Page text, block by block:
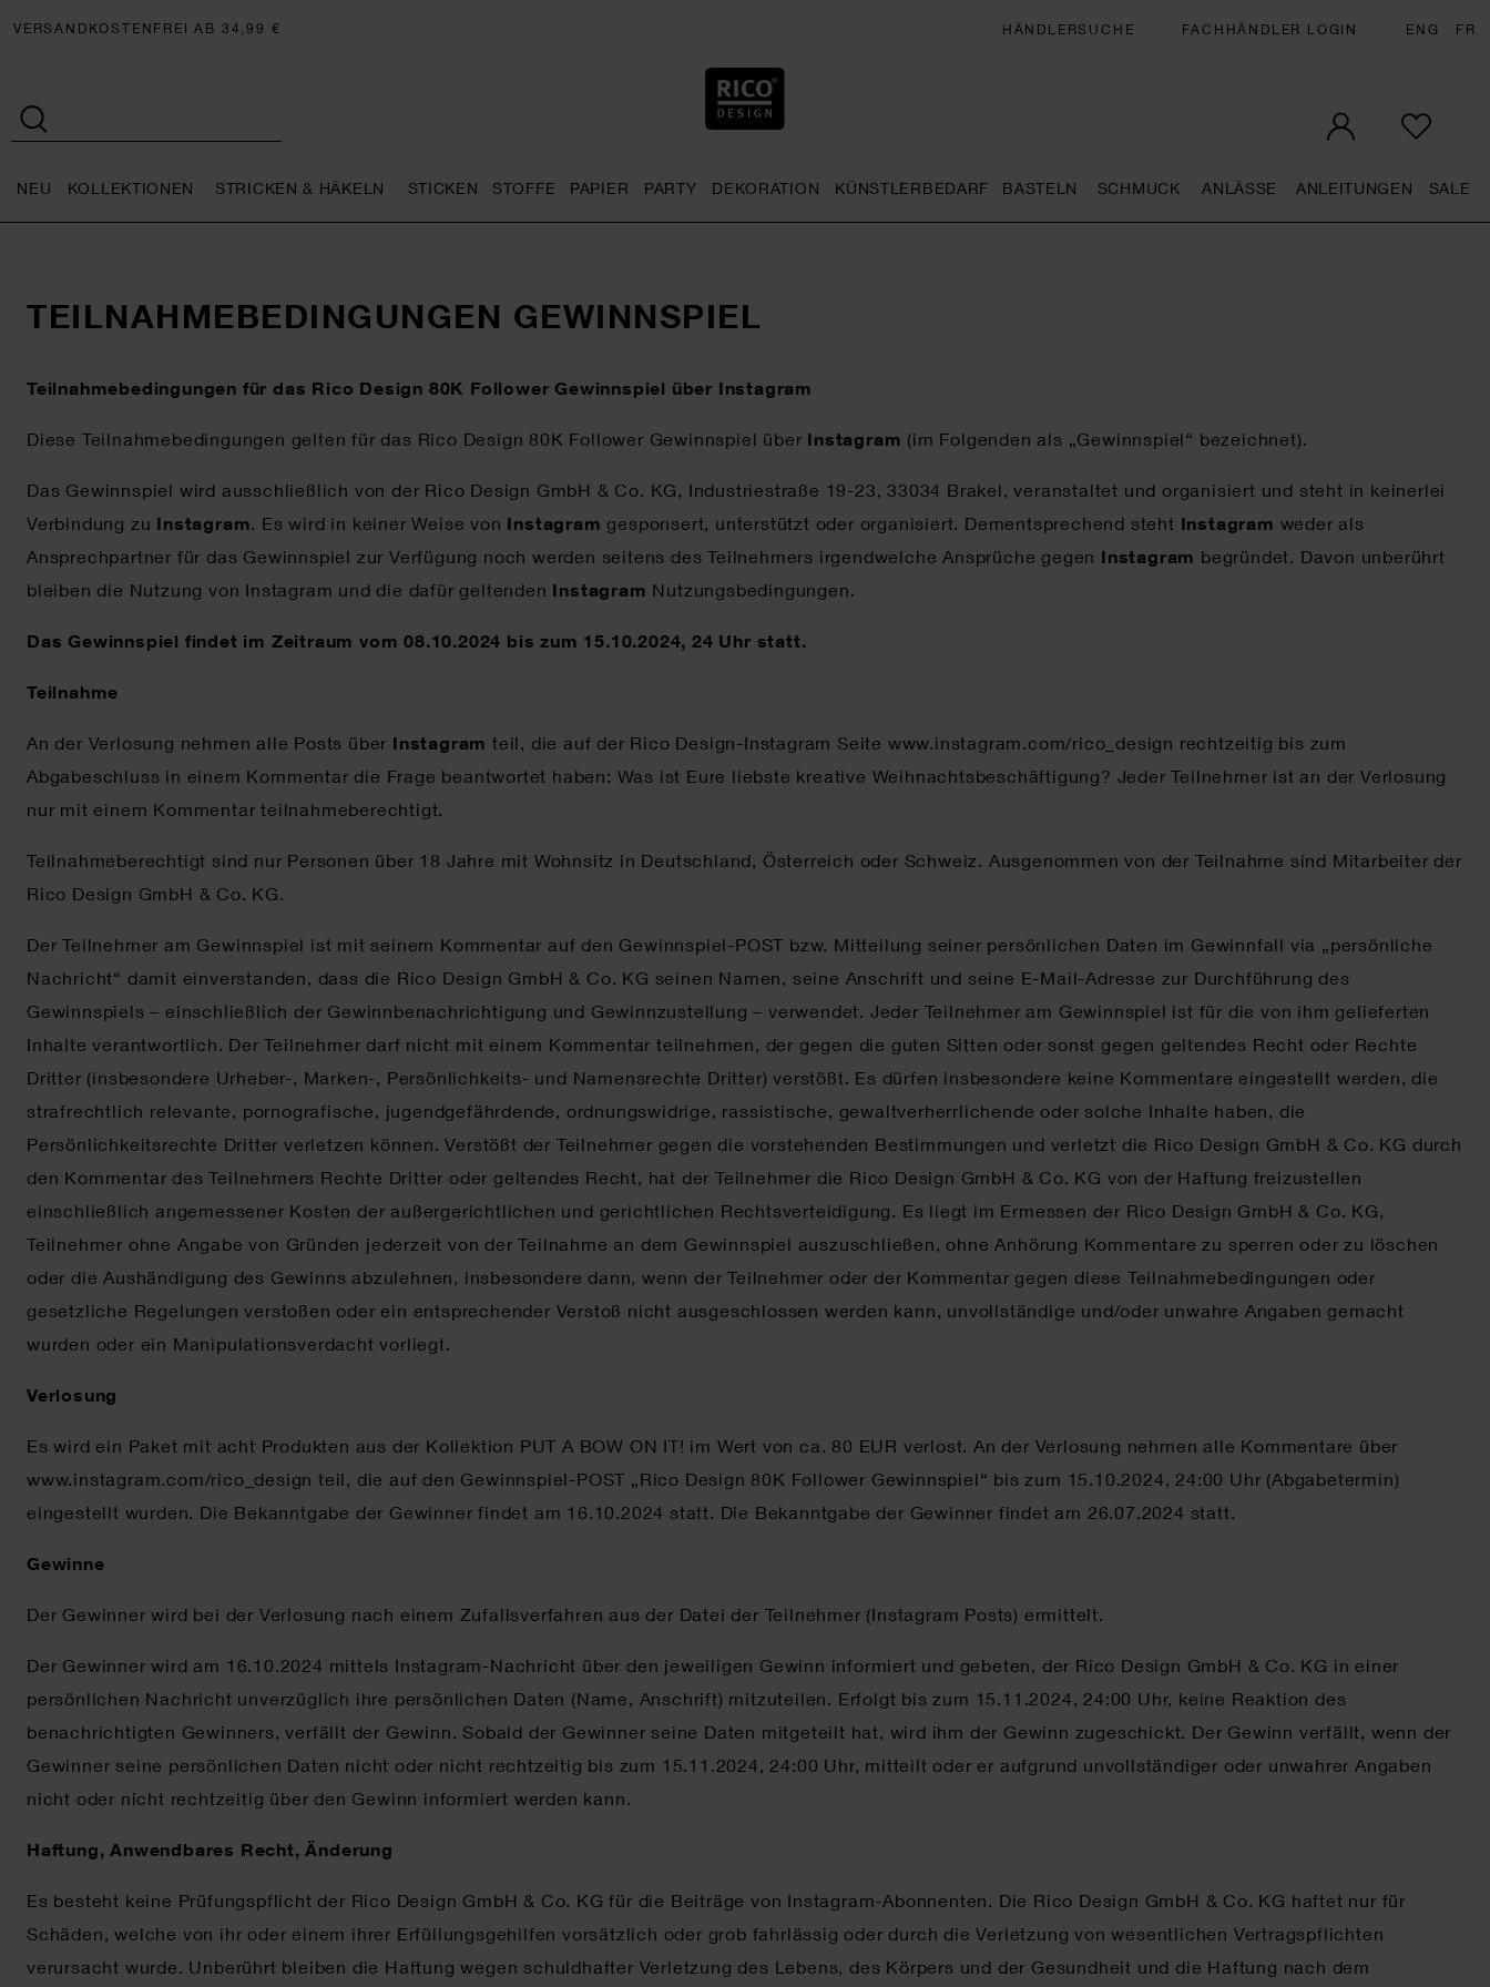
VERSANDKOSTENFREI AB 34,99 € HÄNDLERSUCHE FACHHÄNDLER LOGIN ENG FR
NEU KOLLEKTIONEN STRICKEN & HÄKELN STICKEN STOFFE PAPIER PARTY DEKORATION KÜNSTLERBEDARF BASTELN SCHMUCK ANLÄSSE ANLEITUNGEN SALE
TEILNAHMEBEDINGUNGEN GEWINNSPIEL
Teilnahmebedingungen für das Rico Design 80K Follower Gewinnspiel über Instagram
Diese Teilnahmebedingungen gelten für das Rico Design 80K Follower Gewinnspiel über Instagram (im Folgenden als „Gewinnspiel“ bezeichnet).
Das Gewinnspiel wird ausschließlich von der Rico Design GmbH & Co. KG, Industriestraße 19-23, 33034 Brakel, veranstaltet und organisiert und steht in keinerlei
Verbindung zu Instagram. Es wird in keiner Weise von Instagram gesponsert, unterstützt oder organisiert. Dementsprechend steht Instagram weder als
Ansprechpartner für das Gewinnspiel zur Verfügung noch werden seitens des Teilnehmers irgendwelche Ansprüche gegen Instagram begründet. Davon unberührt
bleiben die Nutzung von Instagram und die dafür geltenden Instagram Nutzungsbedingungen.
Das Gewinnspiel findet im Zeitraum vom 08.10.2024 bis zum 15.10.2024, 24 Uhr statt.
Teilnahme
An der Verlosung nehmen alle Posts über Instagram teil, die auf der Rico Design-Instagram Seite www.instagram.com/rico_design rechtzeitig bis zum
Abgabeschluss in einem Kommentar die Frage beantwortet haben: Was ist Eure liebste kreative Weihnachtsbeschäftigung? Jeder Teilnehmer ist an der Verlosung
nur mit einem Kommentar teilnahmeberechtigt.
Teilnahmeberechtigt sind nur Personen über 18 Jahre mit Wohnsitz in Deutschland, Österreich oder Schweiz. Ausgenommen von der Teilnahme sind Mitarbeiter der
Rico Design GmbH & Co. KG.
Der Teilnehmer am Gewinnspiel ist mit seinem Kommentar auf den Gewinnspiel-POST bzw. Mitteilung seiner persönlichen Daten im Gewinnfall via „persönliche
Nachricht“ damit einverstanden, dass die Rico Design GmbH & Co. KG seinen Namen, seine Anschrift und seine E-Mail-Adresse zur Durchführung des
Gewinnspiels – einschließlich der Gewinnbenachrichtigung und Gewinnzustellung – verwendet. Jeder Teilnehmer am Gewinnspiel ist für die von ihm gelieferten
Inhalte verantwortlich. Der Teilnehmer darf nicht mit einem Kommentar teilnehmen, der gegen die guten Sitten oder sonst gegen geltendes Recht oder Rechte
Dritter (insbesondere Urheber-, Marken-, Persönlichkeits- und Namensrechte Dritter) verstößt. Es dürfen insbesondere keine Kommentare eingestellt werden, die
strafrechtlich relevante, pornografische, jugendgefährdende, ordnungswidrige, rassistische, gewaltverherrlichende oder solche Inhalte haben, die
Persönlichkeitsrechte Dritter verletzen können. Verstößt der Teilnehmer gegen die vorstehenden Bestimmungen und verletzt die Rico Design GmbH & Co. KG durch
den Kommentar des Teilnehmers Rechte Dritter oder geltendes Recht, hat der Teilnehmer die Rico Design GmbH & Co. KG von der Haftung freizustellen
einschließlich angemessener Kosten der außergerichtlichen und gerichtlichen Rechtsverteidigung. Es liegt im Ermessen der Rico Design GmbH & Co. KG,
Teilnehmer ohne Angabe von Gründen jederzeit von der Teilnahme an dem Gewinnspiel auszuschließen, ohne Anhörung Kommentare zu sperren oder zu löschen
oder die Aushändigung des Gewinns abzulehnen, insbesondere dann, wenn der Teilnehmer oder der Kommentar gegen diese Teilnahmebedingungen oder
gesetzliche Regelungen verstoßen oder ein entsprechender Verstoß nicht ausgeschlossen werden kann, unvollständige und/oder unwahre Angaben gemacht
wurden oder ein Manipulationsverdacht vorliegt.
Verlosung
Es wird ein Paket mit acht Produkten aus der Kollektion PUT A BOW ON IT! im Wert von ca. 80 EUR verlost. An der Verlosung nehmen alle Kommentare über
www.instagram.com/rico_design teil, die auf den Gewinnspiel-POST „Rico Design 80K Follower Gewinnspiel“ bis zum 15.10.2024, 24:00 Uhr (Abgabetermin)
eingestellt wurden. Die Bekanntgabe der Gewinner findet am 16.10.2024 statt. Die Bekanntgabe der Gewinner findet am 26.07.2024 statt.
Gewinne
Der Gewinner wird bei der Verlosung nach einem Zufallsverfahren aus der Datei der Teilnehmer (Instagram Posts) ermittelt.
Der Gewinner wird am 16.10.2024 mittels Instagram-Nachricht über den jeweiligen Gewinn informiert und gebeten, der Rico Design GmbH & Co. KG in einer
persönlichen Nachricht unverzüglich ihre persönlichen Daten (Name, Anschrift) mitzuteilen. Erfolgt bis zum 15.11.2024, 24:00 Uhr, keine Reaktion des
benachrichtigten Gewinners, verfällt der Gewinn. Sobald der Gewinner seine Daten mitgeteilt hat, wird ihm der Gewinn zugeschickt. Der Gewinn verfällt, wenn der
Gewinner seine persönlichen Daten nicht oder nicht rechtzeitig bis zum 15.11.2024, 24:00 Uhr, mitteilt oder er aufgrund unvollständiger oder unwahrer Angaben
nicht oder nicht rechtzeitig über den Gewinn informiert werden kann.
Haftung, Anwendbares Recht, Änderung
Es besteht keine Prüfungspflicht der Rico Design GmbH & Co. KG für die Beiträge von Instagram-Abonnenten. Die Rico Design GmbH & Co. KG haftet nur für
Schäden, welche von ihr oder einem ihrer Erfüllungsgehilfen vorsätzlich oder grob fahrlässig oder durch die Verletzung von wesentlichen Vertragspflichten
verursacht wurde. Unberührt bleiben die Haftung wegen schuldhafter Verletzung des Lebens, des Körpers und der Gesundheit und die Haftung nach dem